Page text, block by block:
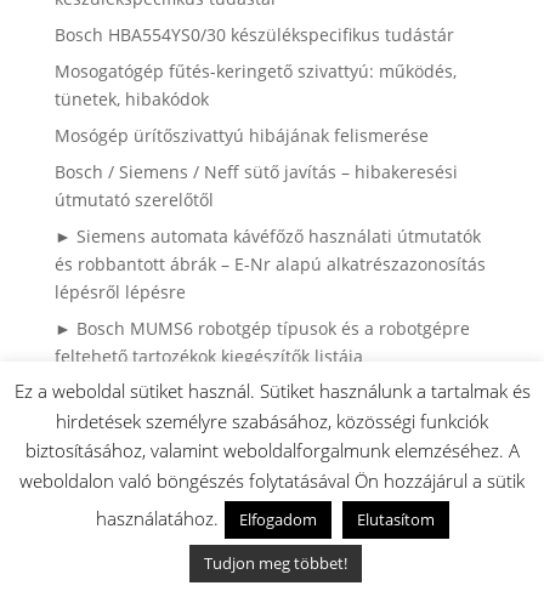
Bosch HBA554YS0/30 készülékspecifikus tudástár
Mosogatógép fűtés-keringető szivattyú: működés,
tünetek, hibakódok
Mosógép ürítőszivattyú hibájának felismerése
Bosch / Siemens / Neff sütő javítás – hibakeresési
útmutató szerelőtől
► Siemens automata kávéfőző használati útmutatók
és robbantott ábrák – E-Nr alapú alkatrészazonosítás
lépésről lépésre
► Bosch MUMS6 robotgép típusok és a robotgépre
feltehető tartozékok kiegészítők listája
Automata kávéfőző alkatrészek és karbantartás –
Bosch, Siemens, Neff gépekhez
► Bosch mosogatógép alkatrészek
► Hol van az E.Nr. szám? Bosch, Siemens és Neff
sütők, tűzhelyek
► Mosogatógép edénykosár és evőeszközkosár
útmutató: Minden, amit tudnod kell a kosarak
Ez a weboldal sütiket használ. Sütiket használunk a tartalmak és
hirdetések személyre szabásához, közösségi funkciók
biztosításához, valamint weboldalforgalmunk elemzéséhez. A
weboldalon való böngészés folytatásával Ön hozzájárul a sütik
használatához.
Elfogadom
Elutasítom
Tudjon meg többet!